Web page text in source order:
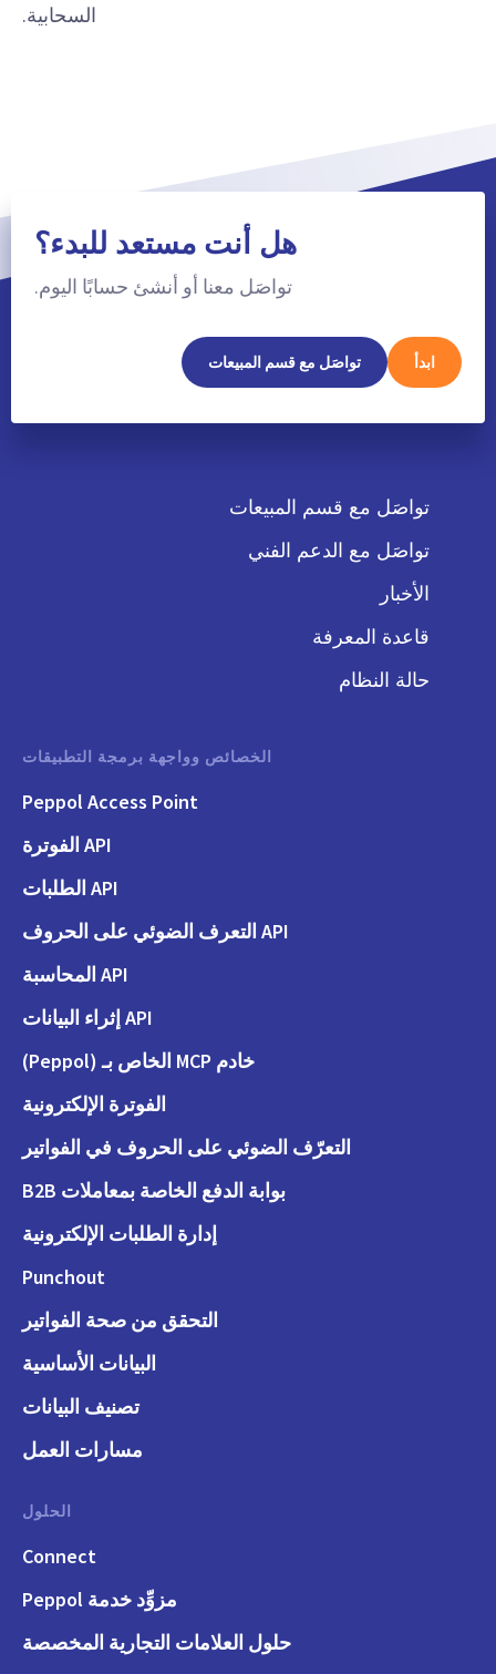
السحابية.
هل أنت مستعد للبدء؟
تواصَل معنا أو أنشئ حسابًا اليوم.
ابدأ تواصَل مع قسم المبيعات
تواصَل مع قسم المبيعات
تواصَل مع الدعم الفني
الأخبار
قاعدة المعرفة
حالة النظام
الخصائص وواجهة برمجة التطبيقات
Peppol Access Point
API الفوترة
API الطلبات
API التعرف الضوئي على الحروف
API المحاسبة
API إثراء البيانات
خادم MCP الخاص بـ (Peppol)
الفوترة الإلكترونية
التعرّف الضوئي على الحروف في الفواتير
بوابة الدفع الخاصة بمعاملات B2B
إدارة الطلبات الإلكترونية
Punchout
التحقق من صحة الفواتير
البيانات الأساسية
تصنيف البيانات
مسارات العمل
الحلول
Connect
مزوِّد خدمة Peppol
حلول العلامات التجارية المخصصة